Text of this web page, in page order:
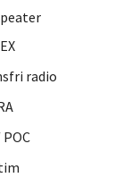
radio
POC